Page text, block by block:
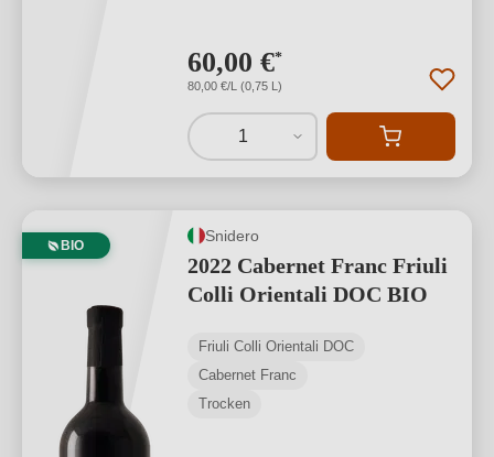
60,00 €*
80,00 €/L (0,75 L)
1
BIO
Snidero
2022 Cabernet Franc Friuli
Colli Orientali DOC BIO
Friuli Colli Orientali DOC
Cabernet Franc
Trocken